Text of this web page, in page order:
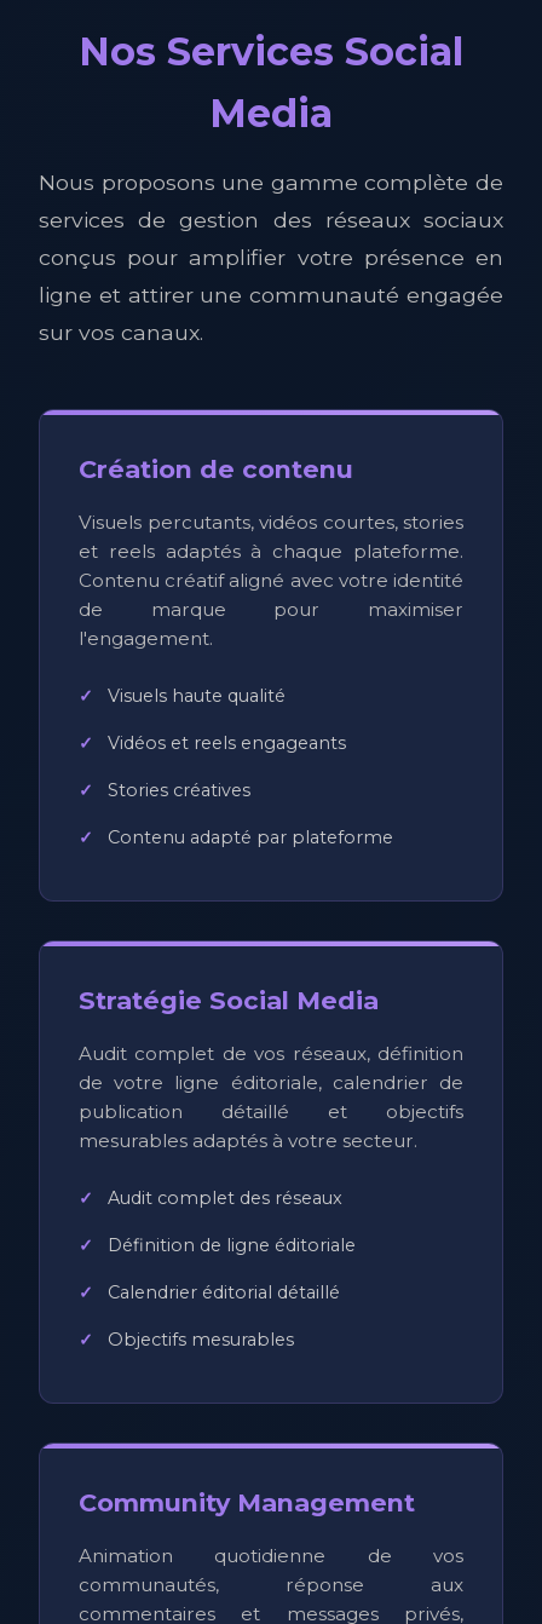
Nos Services Social
Media
Nous proposons une gamme complète de
services de gestion des réseaux sociaux
conçus pour amplifier votre présence en
ligne et attirer une communauté engagée
sur vos canaux.
Création de contenu
Visuels percutants, vidéos courtes, stories
et reels adaptés à chaque plateforme.
Contenu créatif aligné avec votre identité
de marque pour maximiser
l'engagement.
Visuels haute qualité
Vidéos et reels engageants
Stories créatives
Contenu adapté par plateforme
Stratégie Social Media
Audit complet de vos réseaux, définition
de votre ligne éditoriale, calendrier de
publication détaillé et objectifs
mesurables adaptés à votre secteur.
Audit complet des réseaux
Définition de ligne éditoriale
Calendrier éditorial détaillé
Objectifs mesurables
Community Management
Animation quotidienne de vos
communautés, réponse aux
commentaires et messages privés,